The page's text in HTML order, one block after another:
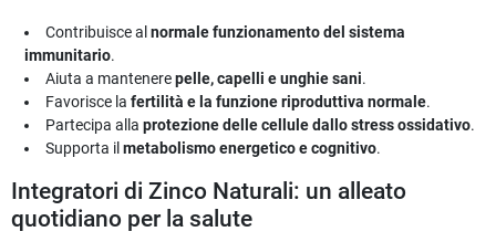
Contribuisce alnormale funzionamento del sistema
immunitario.
Aiuta a mantenerepelle, capelli e unghie sani.
Favorisce lafertilità e la funzione riproduttiva normale.
Partecipa allaprotezione delle cellule dallo stress ossidativo.
Supporta ilmetabolismo energetico e cognitivo.
Integratori di Zinco Naturali: un alleato
quotidiano per la salute